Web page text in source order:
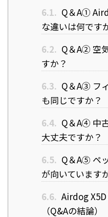
6.1. Q＆A①
な違いは何です
6.2. Q＆A② 空
すか？
6.3. Q＆A③ フ
も同じですか？
6.4. Q＆A④ 中
大丈夫ですか？
6.5. Q＆A⑤ ペ
が向いています
6.6. Airdog
（Q&Aの結論）